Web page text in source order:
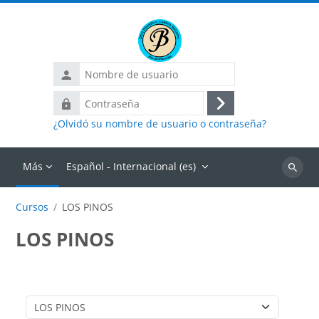
Nombre
de
usuario
Contraseña
Acceder
¿Olvidó su nombre de usuario o contraseña?
Más Español - Internacional ‎(es)‎
Buscar
Cursos LOS PINOS
LOS PINOS
Categorías